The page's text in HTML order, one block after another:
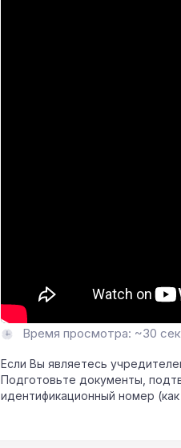
Время просмотра: ~30
Если Вы являетесь
Подготовьте документы,
идентификационный номер